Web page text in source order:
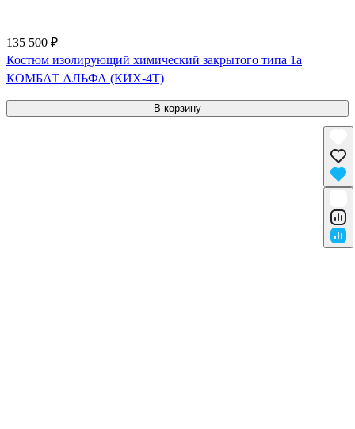
135 500 ₽
Костюм изолирующий химический закрытого типа 1a
КОМБАТ АЛЬФА (КИХ-4Т)
В корзину